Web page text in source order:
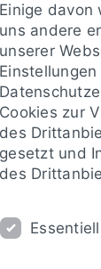
Einige
uns andere
unserer
Cookies zur
des
gesetzt und
des
Essentiell